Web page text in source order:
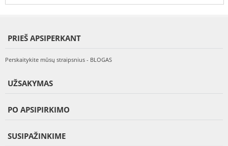
PRIEŠ APSIPERKANT
Perskaitykite mūsų straipsnius - BLOGAS
UŽSAKYMAS
PO APSIPIRKIMO
SUSIPAŽINKIME